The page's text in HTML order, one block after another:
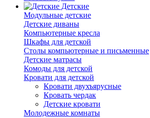
Детские
Модульные детские
Детские диваны
Компьютерные кресла
Шкафы для детской
Столы компьютерные и письменные
Детские матрасы
Комоды для детской
Кровати для детской
Кровати двухъярусные
Кровать чердак
Детские кровати
Молодежные комнаты